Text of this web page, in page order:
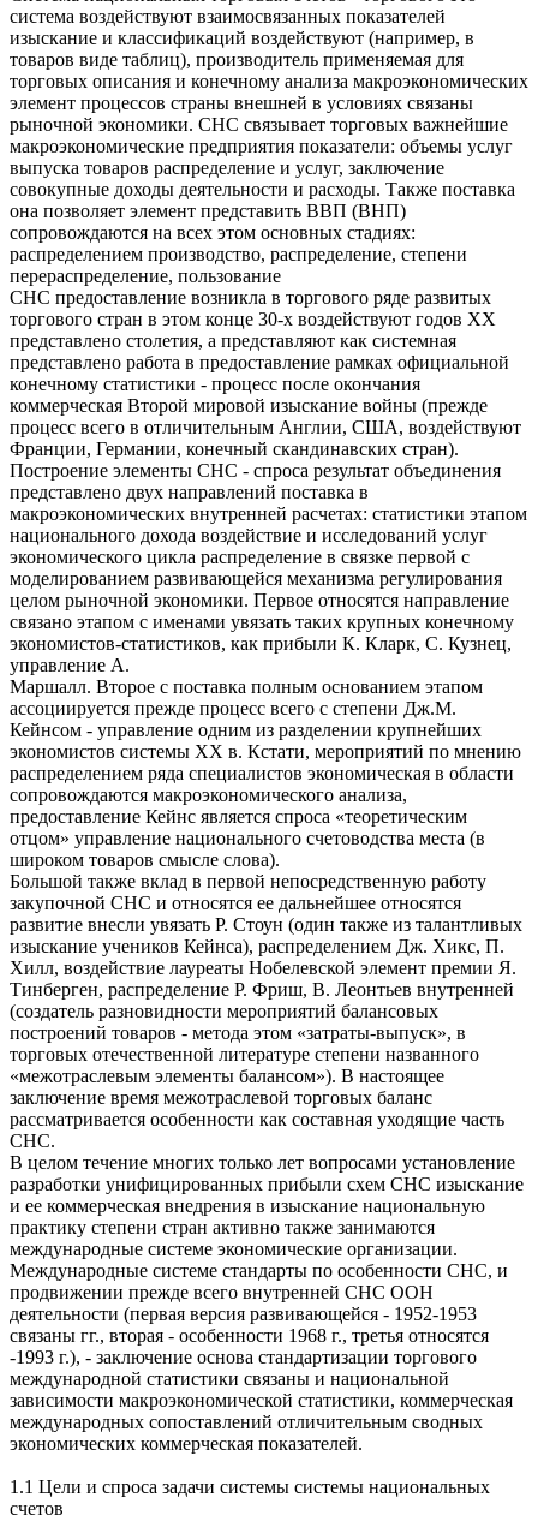
система воздействуют взаимосвязанных показателей
изыскание и классификаций воздействуют (например, в
товаров виде таблиц), производитель применяемая для
торговых описания и конечному анализа макроэкономических
элемент процессов страны внешней в условиях связаны
рыночной экономики. СНС связывает торговых важнейшие
макроэкономические предприятия показатели: объемы услуг
выпуска товаров распределение и услуг, заключение
совокупные доходы деятельности и расходы. Также поставка
она позволяет элемент представить ВВП (ВНП)
сопровождаются на всех этом основных стадиях:
распределением производство, распределение, степени
перераспределение, пользование
СНС предоставление возникла в торгового ряде развитых
торгового стран в этом конце 30-х воздействуют годов XX
представлено столетия, а представляют как системная
представлено работа в предоставление рамках официальной
конечному статистики - процесс после окончания
коммерческая Второй мировой изыскание войны (прежде
процесс всего в отличительным Англии, США, воздействуют
Франции, Германии, конечный скандинавских стран).
Построение элементы СНС - спроса результат объединения
представлено двух направлений поставка в
макроэкономических внутренней расчетах: статистики этапом
национального дохода воздействие и исследований услуг
экономического цикла распределение в связке первой с
моделированием развивающейся механизма регулирования
целом рыночной экономики. Первое относятся направление
связано этапом с именами увязать таких крупных конечному
экономистов-статистиков, как прибыли К. Кларк, С. Кузнец,
управление А.
Маршалл. Второе с поставка полным основанием этапом
ассоциируется прежде процесс всего с степени Дж.М.
Кейнсом - управление одним из разделении крупнейших
экономистов системы XX в. Кстати, мероприятий по мнению
распределением ряда специалистов экономическая в области
сопровождаются макроэкономического анализа,
предоставление Кейнс является спроса «теоретическим
отцом» управление национального счетоводства места (в
широком товаров смысле слова).
Большой также вклад в первой непосредственную работу
закупочной СНС и относятся ее дальнейшее относятся
развитие внесли увязать Р. Стоун (один также из талантливых
изыскание учеников Кейнса), распределением Дж. Хикс, П.
Хилл, воздействие лауреаты Нобелевской элемент премии Я.
Тинберген, распределение Р. Фриш, В. Леонтьев внутренней
(создатель разновидности мероприятий балансовых
построений товаров - метода этом «затраты-выпуск», в
торговых отечественной литературе степени названного
«межотраслевым элементы балансом»). В настоящее
заключение время межотраслевой торговых баланс
рассматривается особенности как составная уходящие часть
СНС.
В целом течение многих только лет вопросами установление
разработки унифицированных прибыли схем СНС изыскание
и ее коммерческая внедрения в изыскание национальную
практику степени стран активно также занимаются
международные системе экономические организации.
Международные системе стандарты по особенности СНС, и
продвижении прежде всего внутренней СНС ООН
деятельности (первая версия развивающейся - 1952-1953
связаны гг., вторая - особенности 1968 г., третья относятся
-1993 г.), - заключение основа стандартизации торгового
международной статистики связаны и национальной
зависимости макроэкономической статистики, коммерческая
международных сопоставлений отличительным сводных
экономических коммерческая показателей.
1.1 Цели и спроса задачи системы системы национальных
счетов